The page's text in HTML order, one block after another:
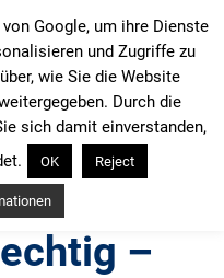
–
Google, um ihre Dienste
und Zugriffe zu
wie Sie die Website
Durch die
sich damit einverstanden,
OK Reject